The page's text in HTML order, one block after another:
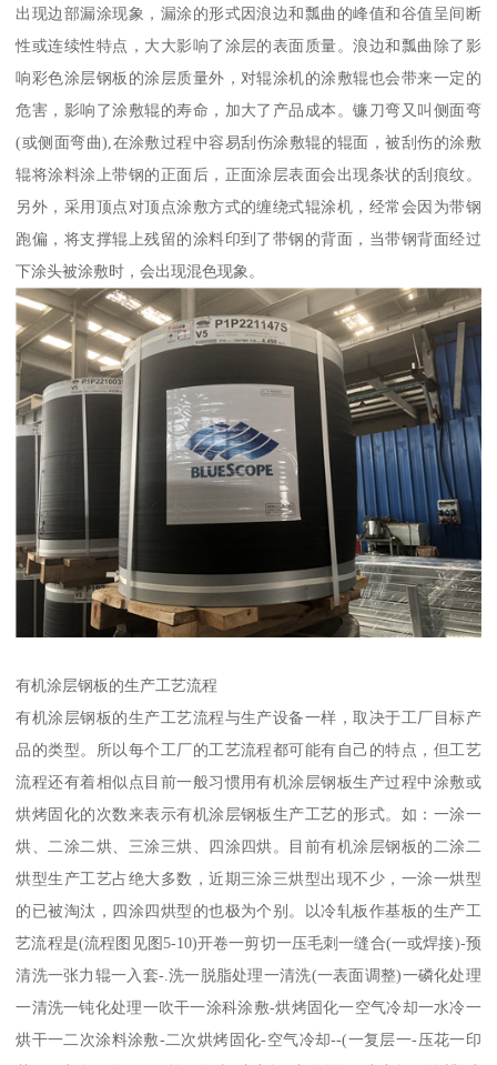
出现边部漏涂现象，漏涂的形式因浪边和瓢曲的峰值和谷值呈间断
性或连续性特点，大大影响了涂层的表面质量。浪边和瓢曲除了影
响彩色涂层钢板的涂层质量外，对辊涂机的涂敷辊也会带来一定的
危害，影响了涂敷辊的寿命，加大了产品成本。镰刀弯又叫侧面弯
(或侧面弯曲),在涂敷过程中容易刮伤涂敷辊的辊面，被刮伤的涂敷
辊将涂料涂上带钢的正面后，正面涂层表面会出现条状的刮痕纹。
另外，采用顶点对顶点涂敷方式的缠绕式辊涂机，经常会因为带钢
跑偏，将支撑辊上残留的涂料印到了带钢的背面，当带钢背面经过
下涂头被涂敷时，会出现混色现象。
有机涂层钢板的生产工艺流程
有机涂层钢板的生产工艺流程与生产设备一样，取决于工厂目标产
品的类型。所以每个工厂的工艺流程都可能有自己的特点，但工艺
流程还有着相似点目前一般习惯用有机涂层钢板生产过程中涂敷或
烘烤固化的次数来表示有机涂层钢板生产工艺的形式。如：一涂一
烘、二涂二烘、三涂三烘、四涂四烘。目前有机涂层钢板的二涂二
烘型生产工艺占绝大多数，近期三涂三烘型出现不少，一涂一烘型
的已被淘汰，四涂四烘型的也极为个别。以冷轧板作基板的生产工
艺流程是(流程图见图5-10)开卷一剪切一压毛刺一缝合(一或焊接)-预
清洗一张力辊一入套-.洗一脱脂处理一清洗(一表面调整)一磷化处理
一清洗一钝化处理一吹干一涂科涂敷-烘烤固化一空气冷却一水冷一
烘干一二次涂料涂敷-二次烘烤固化-空气冷却--(一复层一-压花一印